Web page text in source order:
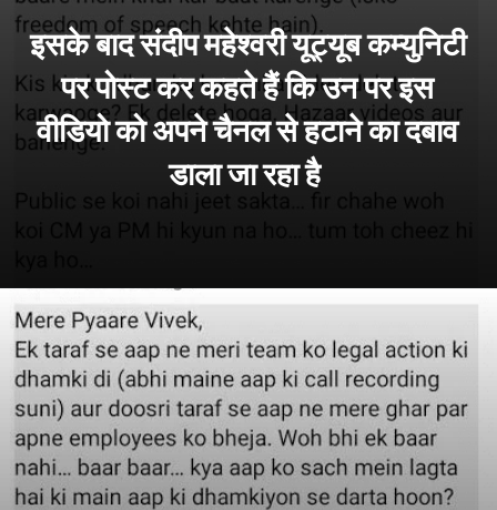
इसके बाद संदीप महेश्वरी यूट्यूब कम्युनिटी
पर पोस्ट कर कहते हैं कि उन पर इस
वीडियो को अपने चैनल से हटाने का दबाव
डाला जा रहा है